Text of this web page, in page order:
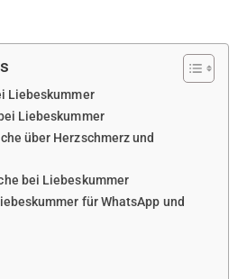
Liebeskummer
Liebeskummer
über Herzschmerz und
bei Liebeskummer
für WhatsApp und